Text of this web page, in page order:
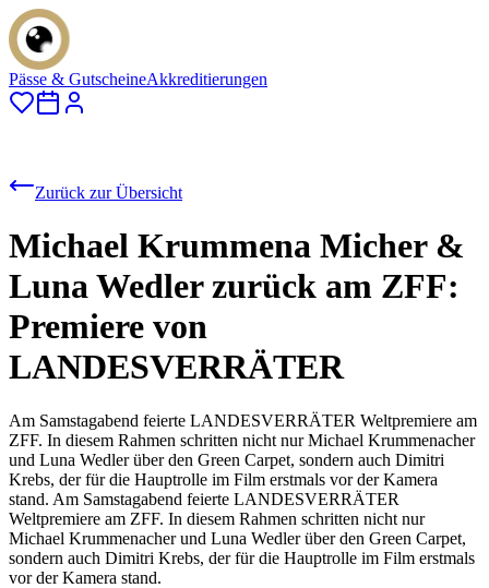
Pässe & GutscheineAkkreditierungen
Zurück zur Übersicht
Michael Krummena Micher &
Luna Wedler zurück am ZFF:
Premiere von
LANDESVERRÄTER
Am Samstagabend feierte LANDESVERRÄTER Weltpremiere am
ZFF. In diesem Rahmen schritten nicht nur Michael Krummenacher
und Luna Wedler über den Green Carpet, sondern auch Dimitri
Krebs, der für die Hauptrolle im Film erstmals vor der Kamera
stand. Am Samstagabend feierte LANDESVERRÄTER
Weltpremiere am ZFF. In diesem Rahmen schritten nicht nur
Michael Krummenacher und Luna Wedler über den Green Carpet,
sondern auch Dimitri Krebs, der für die Hauptrolle im Film erstmals
vor der Kamera stand.